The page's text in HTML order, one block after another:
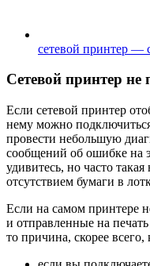
сетевой принтер —
Сетевой принтер не
Если сетевой принтер
нему можно
провести небольшую
сообщений об ошибке на
удивитесь, но часто
отсутствием бумаги в
Если на самом принтере
и отправленные на
то причина, скорее всего,